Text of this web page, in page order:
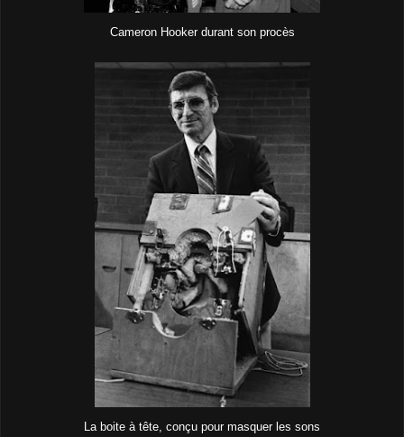
Cameron Hooker durant son procès
La boite à tête, conçu pour masquer les sons